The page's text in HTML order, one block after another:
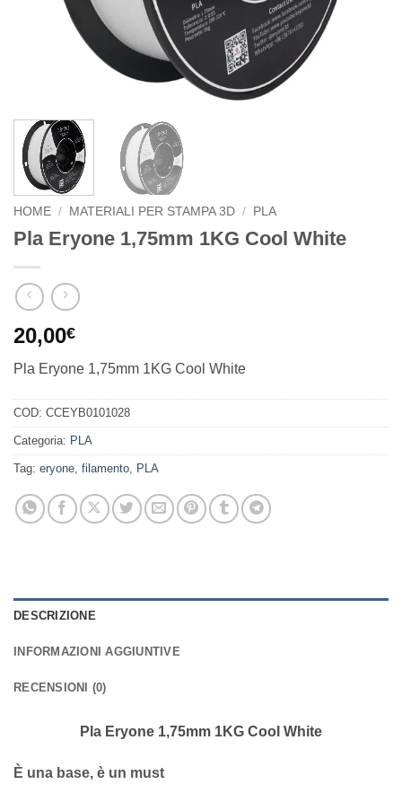
HOME / MATERIALI PER STAMPA 3D / PLA
Pla Eryone 1,75mm 1KG Cool White
20,00€
Pla Eryone 1,75mm 1KG Cool White
COD: CCEYB0101028
Categoria: PLA
Tag: eryone, filamento, PLA
DESCRIZIONE
INFORMAZIONI AGGIUNTIVE
RECENSIONI (0)
Pla Eryone 1,75mm 1KG Cool White
È una base, è un must